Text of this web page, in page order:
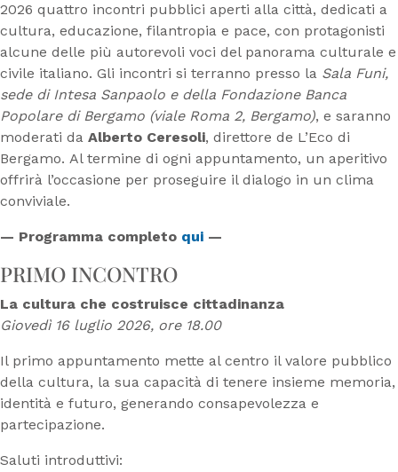
2026 quattro incontri pubblici aperti alla città, dedicati a
cultura, educazione, filantropia e pace, con protagonisti
alcune delle più autorevoli voci del panorama culturale e
civile italiano. Gli incontri si terranno presso la Sala Funi,
sede di Intesa Sanpaolo e della Fondazione Banca
Popolare di Bergamo (viale Roma 2, Bergamo), e saranno
moderati da Alberto Ceresoli, direttore de L’Eco di
Bergamo. Al termine di ogni appuntamento, un aperitivo
offrirà l’occasione per proseguire il dialogo in un clima
conviviale.
— Programma completo qui —
PRIMO INCONTRO
La cultura che costruisce cittadinanza
Giovedì 16 luglio 2026, ore 18.00
Il primo appuntamento mette al centro il valore pubblico
della cultura, la sua capacità di tenere insieme memoria,
identità e futuro, generando consapevolezza e
partecipazione.
Saluti introduttivi: